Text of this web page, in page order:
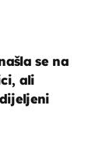
se na
ali